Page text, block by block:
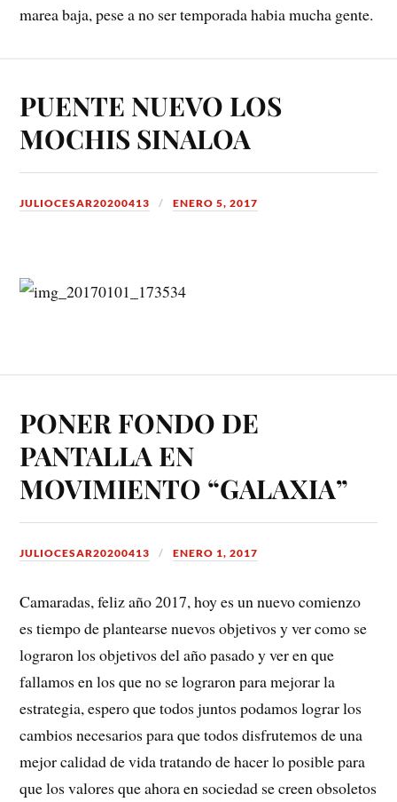
marea baja, pese a no ser temporada habia mucha gente.
PUENTE NUEVO LOS
MOCHIS SINALOA
JULIOCESAR20200413 ENERO 5, 2017
PONER FONDO DE
PANTALLA EN
MOVIMIENTO “GALAXIA”
JULIOCESAR20200413 ENERO 1, 2017
Camaradas, feliz año 2017, hoy es un nuevo comienzo
es tiempo de plantearse nuevos objetivos y ver como se
lograron los objetivos del año pasado y ver en que
fallamos en los que no se lograron para mejorar la
estrategia, espero que todos juntos podamos lograr los
cambios necesarios para que todos disfrutemos de una
mejor calidad de vida tratando de hacer lo posible para
que los valores que ahora en sociedad se creen obsoletos